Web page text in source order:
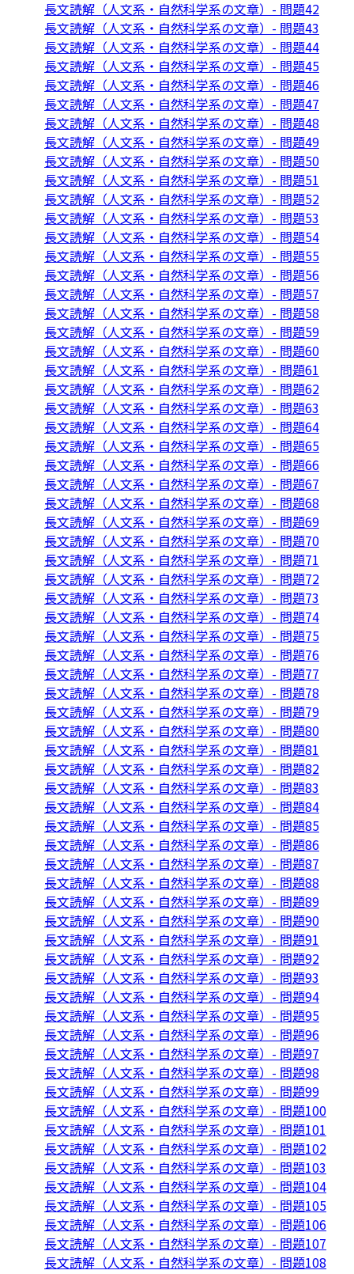
長文読解（人文系・自然科学系の文章）- 問題42
長文読解（人文系・自然科学系の文章）- 問題43
長文読解（人文系・自然科学系の文章）- 問題44
長文読解（人文系・自然科学系の文章）- 問題45
長文読解（人文系・自然科学系の文章）- 問題46
長文読解（人文系・自然科学系の文章）- 問題47
長文読解（人文系・自然科学系の文章）- 問題48
長文読解（人文系・自然科学系の文章）- 問題49
長文読解（人文系・自然科学系の文章）- 問題50
長文読解（人文系・自然科学系の文章）- 問題51
長文読解（人文系・自然科学系の文章）- 問題52
長文読解（人文系・自然科学系の文章）- 問題53
長文読解（人文系・自然科学系の文章）- 問題54
長文読解（人文系・自然科学系の文章）- 問題55
長文読解（人文系・自然科学系の文章）- 問題56
長文読解（人文系・自然科学系の文章）- 問題57
長文読解（人文系・自然科学系の文章）- 問題58
長文読解（人文系・自然科学系の文章）- 問題59
長文読解（人文系・自然科学系の文章）- 問題60
長文読解（人文系・自然科学系の文章）- 問題61
長文読解（人文系・自然科学系の文章）- 問題62
長文読解（人文系・自然科学系の文章）- 問題63
長文読解（人文系・自然科学系の文章）- 問題64
長文読解（人文系・自然科学系の文章）- 問題65
長文読解（人文系・自然科学系の文章）- 問題66
長文読解（人文系・自然科学系の文章）- 問題67
長文読解（人文系・自然科学系の文章）- 問題68
長文読解（人文系・自然科学系の文章）- 問題69
長文読解（人文系・自然科学系の文章）- 問題70
長文読解（人文系・自然科学系の文章）- 問題71
長文読解（人文系・自然科学系の文章）- 問題72
長文読解（人文系・自然科学系の文章）- 問題73
長文読解（人文系・自然科学系の文章）- 問題74
長文読解（人文系・自然科学系の文章）- 問題75
長文読解（人文系・自然科学系の文章）- 問題76
長文読解（人文系・自然科学系の文章）- 問題77
長文読解（人文系・自然科学系の文章）- 問題78
長文読解（人文系・自然科学系の文章）- 問題79
長文読解（人文系・自然科学系の文章）- 問題80
長文読解（人文系・自然科学系の文章）- 問題81
長文読解（人文系・自然科学系の文章）- 問題82
長文読解（人文系・自然科学系の文章）- 問題83
長文読解（人文系・自然科学系の文章）- 問題84
長文読解（人文系・自然科学系の文章）- 問題85
長文読解（人文系・自然科学系の文章）- 問題86
長文読解（人文系・自然科学系の文章）- 問題87
長文読解（人文系・自然科学系の文章）- 問題88
長文読解（人文系・自然科学系の文章）- 問題89
長文読解（人文系・自然科学系の文章）- 問題90
長文読解（人文系・自然科学系の文章）- 問題91
長文読解（人文系・自然科学系の文章）- 問題92
長文読解（人文系・自然科学系の文章）- 問題93
長文読解（人文系・自然科学系の文章）- 問題94
長文読解（人文系・自然科学系の文章）- 問題95
長文読解（人文系・自然科学系の文章）- 問題96
長文読解（人文系・自然科学系の文章）- 問題97
長文読解（人文系・自然科学系の文章）- 問題98
長文読解（人文系・自然科学系の文章）- 問題99
長文読解（人文系・自然科学系の文章）- 問題100
長文読解（人文系・自然科学系の文章）- 問題101
長文読解（人文系・自然科学系の文章）- 問題102
長文読解（人文系・自然科学系の文章）- 問題103
長文読解（人文系・自然科学系の文章）- 問題104
長文読解（人文系・自然科学系の文章）- 問題105
長文読解（人文系・自然科学系の文章）- 問題106
長文読解（人文系・自然科学系の文章）- 問題107
長文読解（人文系・自然科学系の文章）- 問題108